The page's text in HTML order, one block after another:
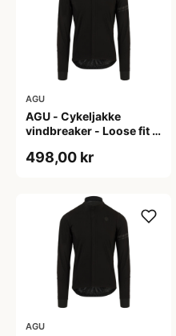
AGU
AGU - Cykeljakke
vindbreaker - Loose fit -
498,00 kr
AGU